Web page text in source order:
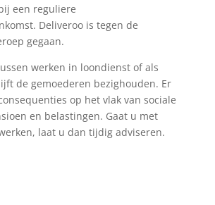
een reguliere
Deliveroo is tegen de
gegaan.
werken in loondienst of als
de gemoederen bezighouden. Er
op het vlak van sociale
en belastingen. Gaat u met
laat u dan tijdig adviseren.